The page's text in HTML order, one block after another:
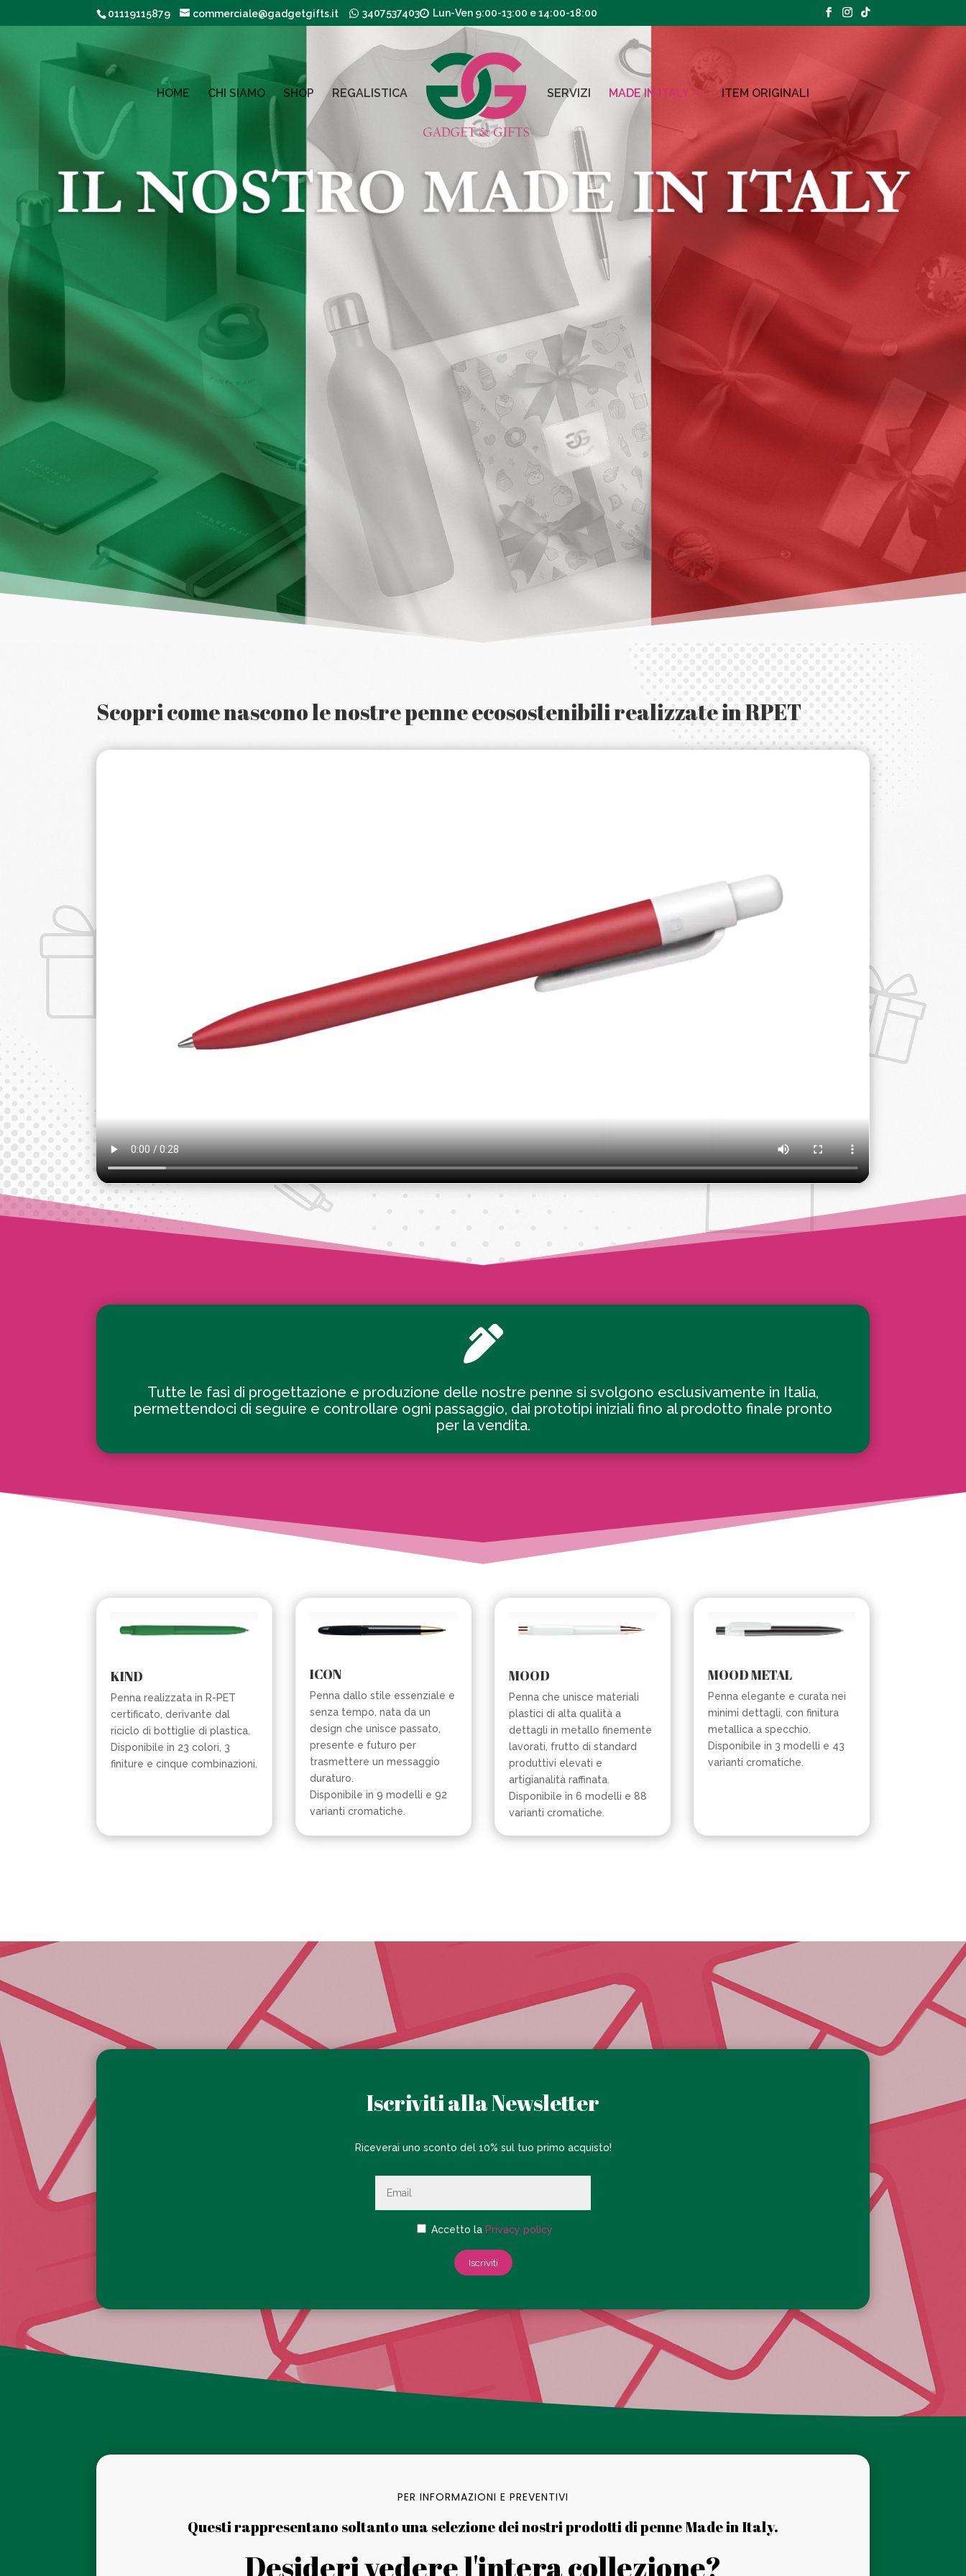
01119115879 commerciale@gadgetgifts.it 3407537403 Lun-Ven 9:00-13:00 e 14:00-18:00
HOME CHI SIAMO SHOP REGALISTICA SERVIZI MADE IN ITALY ITEM ORIGINALI
Scopri come nascono le nostre penne ecosostenibili realizzate in RPET

Tutte le fasi di progettazione e produzione delle nostre penne si svolgono esclusivamente in Italia,
permettendoci di seguire e controllare ogni passaggio, dai prototipi iniziali fino al prodotto finale pronto
per la vendita.
KIND
Penna realizzata in R-PET
certificato, derivante dal
riciclo di bottiglie di plastica.
Disponibile in 23 colori, 3
finiture e cinque combinazioni.
ICON
Penna dallo stile essenziale e
senza tempo, nata da un
design che unisce passato,
presente e futuro per
trasmettere un messaggio
duraturo.
Disponibile in 9 modelli e 92
varianti cromatiche.
MOOD
Penna che unisce materiali
plastici di alta qualità a
dettagli in metallo finemente
lavorati, frutto di standard
produttivi elevati e
artigianalità raffinata.
Disponibile in 6 modelli e 88
varianti cromatiche.
MOOD METAL
Penna elegante e curata nei
minimi dettagli, con finitura
metallica a specchio.
Disponibile in 3 modelli e 43
varianti cromatiche.
Iscriviti alla Newsletter
Riceverai uno sconto del 10% sul tuo primo acquisto!
Accetto la Privacy policy
Iscriviti
PER INFORMAZIONI E PREVENTIVI
Questi rappresentano soltanto una selezione dei nostri prodotti di penne Made in Italy.
Desideri vedere l'intera collezione?